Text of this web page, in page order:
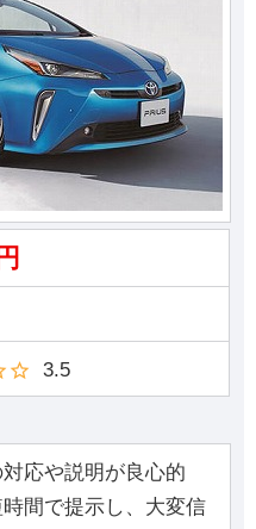
3.5
応や説明が良心的
間で提示し、大変信